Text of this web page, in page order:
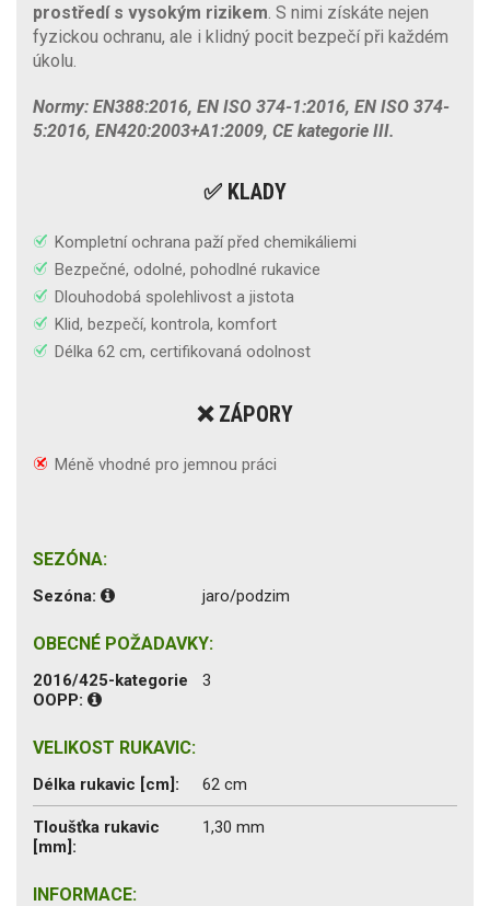
prostředí s vysokým rizikem. S nimi získáte nejen
fyzickou ochranu, ale i klidný pocit bezpečí při každém
úkolu.
Normy: EN388:2016, EN ISO 374-1:2016, EN ISO 374-
5:2016, EN420:2003+A1:2009, CE kategorie III.
✅ KLADY
Kompletní ochrana paží před chemikáliemi
Bezpečné, odolné, pohodlné rukavice
Dlouhodobá spolehlivost a jistota
Klid, bezpečí, kontrola, komfort
Délka 62 cm, certifikovaná odolnost
❌ ZÁPORY
Méně vhodné pro jemnou práci
SEZÓNA:
Sezóna: jaro/podzim
OBECNÉ POŽADAVKY:
2016/425-kategorie
OOPP:
3
VELIKOST RUKAVIC:
Délka rukavic [cm]: 62 cm
Tloušťka rukavic
[mm]:
1,30 mm
INFORMACE: